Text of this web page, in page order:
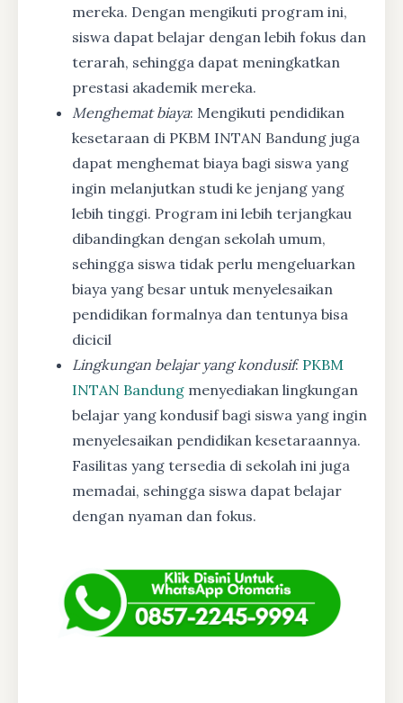
mereka. Dengan mengikuti program ini,
siswa dapat belajar dengan lebih fokus dan
terarah, sehingga dapat meningkatkan
prestasi akademik mereka.
Menghemat biaya: Mengikuti pendidikan
kesetaraan di PKBM INTAN Bandung juga
dapat menghemat biaya bagi siswa yang
ingin melanjutkan studi ke jenjang yang
lebih tinggi. Program ini lebih terjangkau
dibandingkan dengan sekolah umum,
sehingga siswa tidak perlu mengeluarkan
biaya yang besar untuk menyelesaikan
pendidikan formalnya dan tentunya bisa
dicicil
Lingkungan belajar yang kondusif: PKBM
INTAN Bandung menyediakan lingkungan
belajar yang kondusif bagi siswa yang ingin
menyelesaikan pendidikan kesetaraannya.
Fasilitas yang tersedia di sekolah ini juga
memadai, sehingga siswa dapat belajar
dengan nyaman dan fokus.